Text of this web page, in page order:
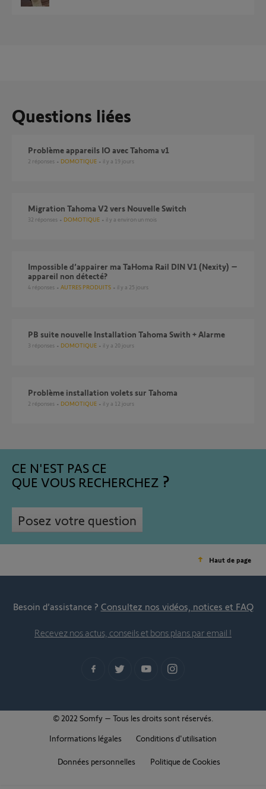
Questions liées
Problème appareils IO avec Tahoma v1
2 réponses DOMOTIQUE il y a 19 jours
Migration Tahoma V2 vers Nouvelle Switch
32 réponses DOMOTIQUE il y a environ un mois
Impossible d’appairer ma TaHoma Rail DIN V1 (Nexity) –
appareil non détecté?
4 réponses AUTRES PRODUITS il y a 25 jours
PB suite nouvelle Installation Tahoma Swith + Alarme
3 réponses DOMOTIQUE il y a 20 jours
Problème installation volets sur Tahoma
2 réponses DOMOTIQUE il y a 12 jours
CE N'EST PAS CE
QUE VOUS RECHERCHEZ
Posez votre question
Haut de page
Besoin d’assistance ? Consultez nos vidéos, notices et FAQ
Recevez nos actus, conseils et bons plans par email !
© 2022 Somfy – Tous les droits sont réservés.
Informations légales
Conditions d'utilisation
Données personnelles Politique de Cookies